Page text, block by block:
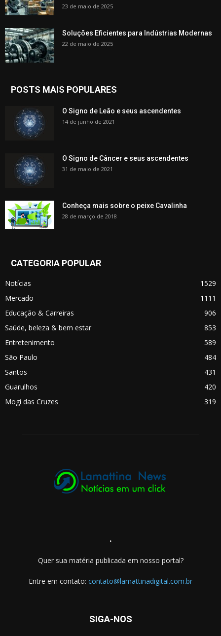
23 de maio de 2025
Soluções Eficientes para Indústrias Modernas
22 de maio de 2025
POSTS MAIS POPULARES
O Signo de Leão e seus ascendentes
14 de junho de 2021
O Signo de Câncer e seus ascendentes
31 de maio de 2021
Conheça mais sobre o peixe Cavalinha
28 de março de 2018
CATEGORIA POPULAR
Notícias
1529
Mercado
1111
Educação & Carreiras
906
Saúde, beleza & bem estar
853
Entretenimento
589
São Paulo
484
Santos
431
Guarulhos
420
Mogi das Cruzes
319
.
Quer sua matéria publicada em nosso portal?
Entre em contato: contato@lamattinadigital.com.br
SIGA-NOS